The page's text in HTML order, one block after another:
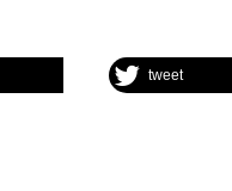
tweet